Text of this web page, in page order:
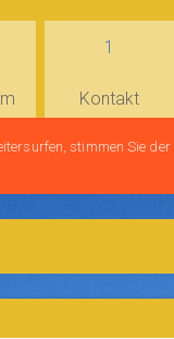
Kontakt
stimmen Sie der